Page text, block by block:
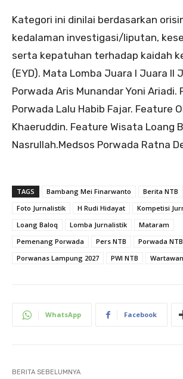
Kategori ini dinilai berdasarkan
kedalaman investigasi/liputan,
serta kepatuhan terhadap kaidah
(EYD). Mata Lomba Juara I Juara II
Porwada Aris Munandar Yoni Ariadi.
Porwada Lalu Habib Fajar. Feature
Khaeruddin. Feature Wisata Loang
Nasrullah.Medsos Porwada Ratna
TAGS Bambang Mei Finarwanto Berita NTB
Foto Jurnalistik
H Rudi Hidayat
Kompetisi
Loang Baloq
Lomba Jurnalistik
Mataram
Pemenang Porwada
Pers NTB
Porwada
Porwanas Lampung 2027
PWI NTB
WhatsApp Facebook
BERITA SEBELUMNYA